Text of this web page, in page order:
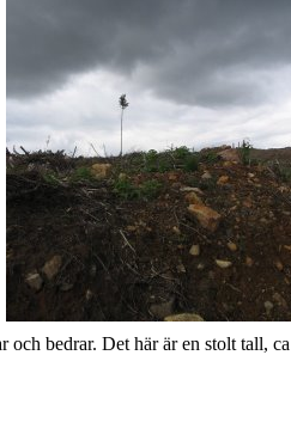
bedrar. Det här är en stolt tall,